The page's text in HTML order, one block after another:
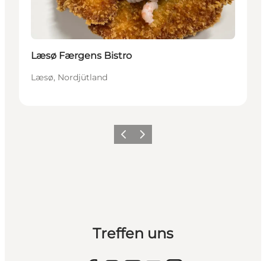
Læsø Færgens Bistro
Læsø, Nordjütland
ZurückWeiter
Treffen uns